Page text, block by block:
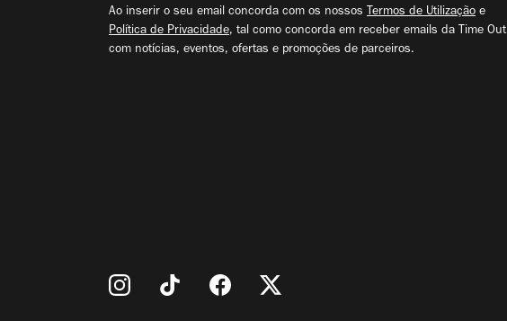
Ao inserir o seu email concorda com os nossos Termos de Utilização e
Política de Privacidade, tal como concorda em receber emails da Time Out
com notícias, eventos, ofertas e promoções de parceiros.